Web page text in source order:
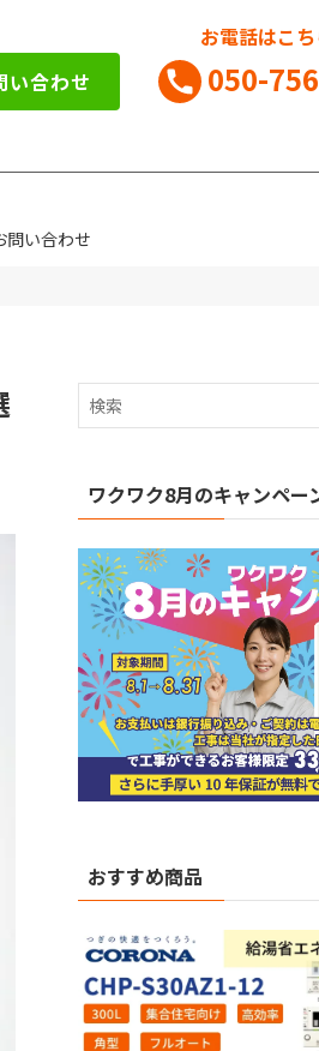
い合わせ
お電話はこ
050-
問い合わせ
ワクワク8月のキャンペー
おすすめ商品